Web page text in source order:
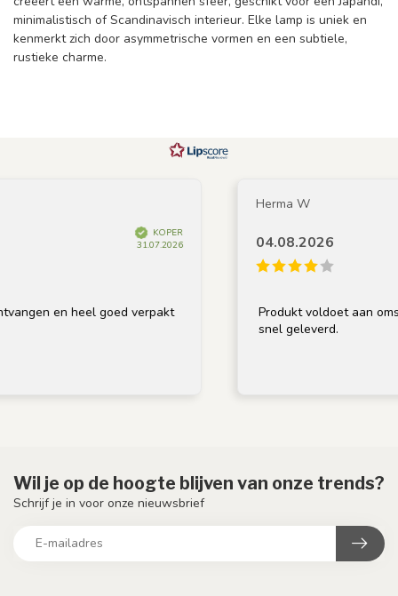
minimalistisch of Scandinavisch interieur. Elke lamp is uniek en
kenmerkt zich door asymmetrische vormen en een subtiele,
rustieke charme.
KOPER
31.07.2026
en heel goed verpakt
Herma W
04.08.2026
Produkt voldoet aan
snel geleverd.
Wil je op de hoogte blijven van onze trends?
Schrijf je in voor onze nieuwsbrief